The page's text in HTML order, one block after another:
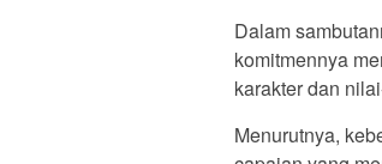
Dalam
komitmennya
karakter dan
Menurutnya,